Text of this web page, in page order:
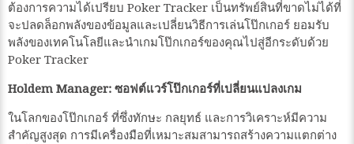
ต้องการความได้เปรียบ Poker Tracker เป็นทรัพย์สินที่ขาดไม่ได้ที่
จะปลดล็อกพลังของข้อมูลและเปลี่ยนวิธีการเล่นโป๊กเกอร์ ยอมรับ
พลังของเทคโนโลยีและนำเกมโป๊กเกอร์ของคุณไปสู่อีกระดับด้วย
Poker Tracker
Holdem Manager: ซอฟต์แวร์โป๊กเกอร์ที่เปลี่ยนแปลงเกม
ในโลกของโป๊กเกอร์ ที่ซึ่งทักษะ กลยุทธ์ และการวิเคราะห์มีความ
สำคัญสูงสุด การมีเครื่องมือที่เหมาะสมสามารถสร้างความแตกต่าง